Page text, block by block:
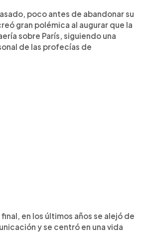
poco antes de abandonar su
gran polémica al augurar que la
sobre París, siguiendo una
de las profecías de
en los últimos años se alejó de
y se centró en una vida